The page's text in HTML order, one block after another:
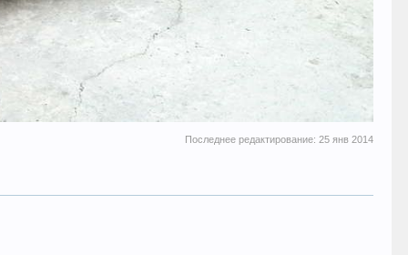
Последнее редактирование: 25 янв 2014